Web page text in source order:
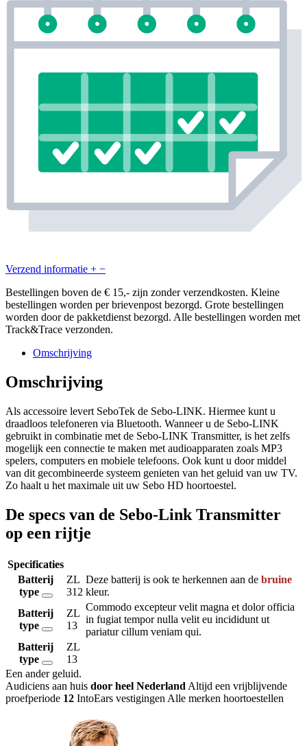
Verzend informatie + −
Bestellingen boven de € 15,- zijn zonder verzendkosten. Kleine
bestellingen worden per brievenpost bezorgd. Grote bestellingen
worden door de pakketdienst bezorgd. Alle bestellingen worden met
Track&Trace verzonden.
Omschrijving
Omschrijving
Als accessoire levert SeboTek de Sebo-LINK. Hiermee kunt u
draadloos telefoneren via Bluetooth. Wanneer u de Sebo-LINK
gebruikt in combinatie met de Sebo-LINK Transmitter, is het zelfs
mogelijk een connectie te maken met audioapparaten zoals MP3
spelers, computers en mobiele telefoons. Ook kunt u door middel
van dit gecombineerde systeem genieten van het geluid van uw TV.
Zo haalt u het maximale uit uw Sebo HD hoortoestel.
De specs van de Sebo-Link Transmitter
op een rijtje
Specificaties
Batterij
type
ZL
312
Deze batterij is ook te herkennen aan de bruine
kleur.
Batterij
type
ZL
13
Commodo excepteur velit magna et dolor officia
in fugiat tempor nulla velit eu incididunt ut
pariatur cillum veniam qui.
Batterij
type
ZL
13
Een ander geluid.
Audiciens aan huis door heel Nederland Altijd een vrijblijvende
proefperiode 12 IntoEars vestigingen Alle merken hoortoestellen